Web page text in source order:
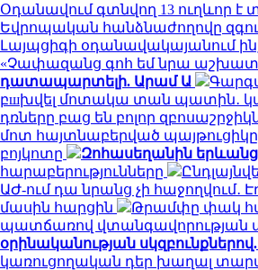
Օդանավում գտնվող 13 ուղևոր է
Եվրոպական հանձնաժողովը
Լայպցիգի օդանավակայանում
«Չափազանց գոհ եմ նրա
դատապարտելի. Արամ Ա
բшխվել մոտակա տան պատին․
դռները բաց են բոլոր
մոտ հայտնաբերված
բոյկոտը
Զոհասեղանին
հարաբերությունները
ԱԺ-ում դա նրանց չի հաջողվում․
մասին հարցին
Թրամփը փակ
պատճառով վտանգավորության
օրինականության
կառուցողական դեր խաղալ